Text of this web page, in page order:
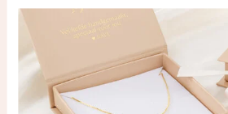
Producten